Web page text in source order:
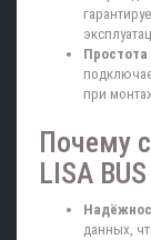
Простота
при
Почему
LISA
данных,